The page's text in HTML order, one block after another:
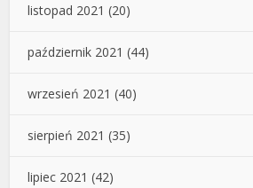
listopad 2021 (20)
październik 2021 (44)
wrzesień 2021 (40)
sierpień 2021 (35)
lipiec 2021 (42)